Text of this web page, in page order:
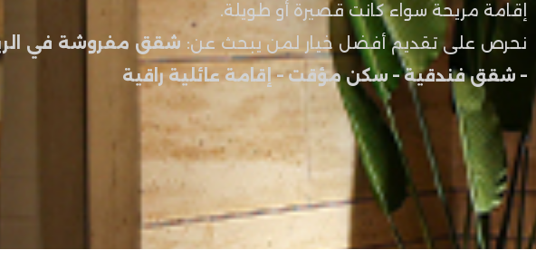
إقامة مريحة سواء كانت قصيرة أو طويلة.
نحرص على تقديم أفضل خيار لمن يبحث عن: شقق مفروشة في
– شقق فندقية – سكن مؤقت – إقامة عائلية راقية